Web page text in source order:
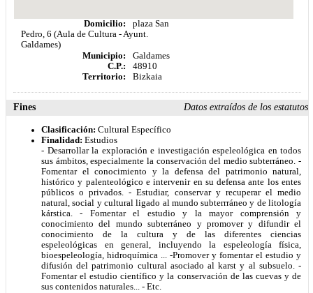
Domicilio:
plaza San
Pedro, 6 (Aula de Cultura - Ayunt.
Galdames)
Municipio:
Galdames
C.P.:
48910
Territorio:
Bizkaia
Fines Datos extraídos de los estatutos
Clasificación: Cultural Específico
Finalidad: Estudios
- Desarrollar la exploración e investigación espeleológica en todos
sus ámbitos, especialmente la conservación del medio subterráneo. -
Fomentar el conocimiento y la defensa del patrimonio natural,
histórico y palenteológico e intervenir en su defensa ante los entes
públicos o privados. - Estudiar, conservar y recuperar el medio
natural, social y cultural ligado al mundo subterrráneo y de litología
kárstica. - Fomentar el estudio y la mayor comprensión y
conocimiento del mundo subterráneo y promover y difundir el
conocimiento de la cultura y de las diferentes ciencias
espeleológicas en general, incluyendo la espeleología física,
bioespeleología, hidroquímica ... -Promover y fomentar el estudio y
difusión del patrimonio cultural asociado al karst y al subsuelo. -
Fomentar el estudio científico y la conservación de las cuevas y de
sus contenidos naturales... - Etc.